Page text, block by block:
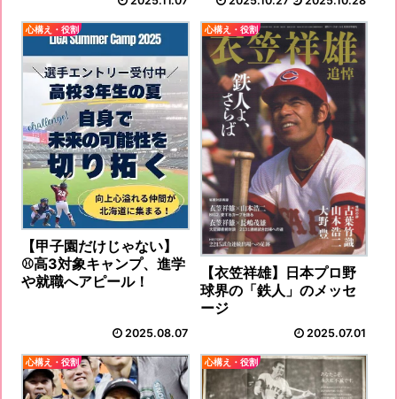
心構え・役割
【甲子園だけじゃない】
⚾️高3対象キャンプ、進学
や就職へアピール！
2025.08.07
心構え・役割
【衣笠祥雄】日本プロ野
球界の「鉄人」のメッセ
ージ
2025.07.01
心構え・役割 心構え・役割